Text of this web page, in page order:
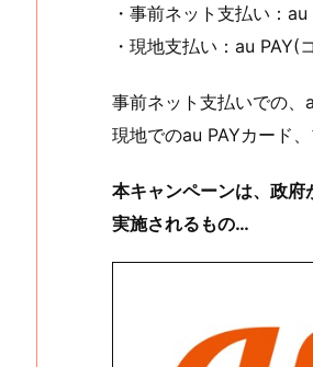
・事前ネット支払い：
・現地支払い：au PAY(
事前ネット支払いでの
現地でのau PAYカード
本キャンペーンは、政
実施されるもの…